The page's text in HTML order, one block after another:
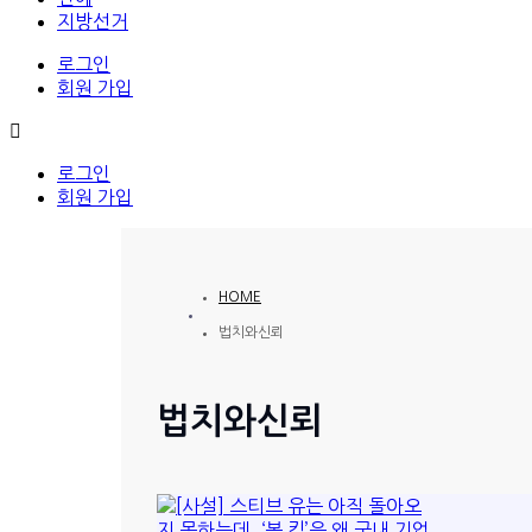
지방선거
로그인
회원 가입
로그인
회원 가입
HOME
법치와신뢰
법치와신뢰